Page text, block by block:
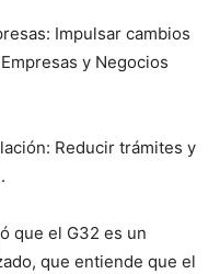
: Impulsar cambios
y Negocios
: Reducir trámites y
que el G32 es un
que entiende que el